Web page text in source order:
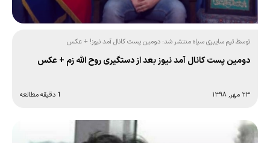
توسط تیم سایبری سپاه منتشر شد: دومین پست کانال آمد نیوز! + عکس
دومین پست کانال آمد نیوز بعد از دستگیری روح الله زم + عکس
۲۳ مهر, ۱۳۹۸ 1 دقیقه مطالعه